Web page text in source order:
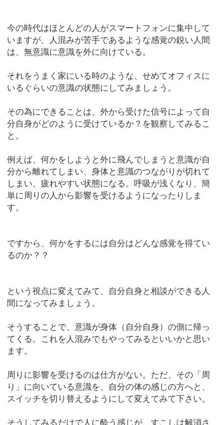
今の時代はほとんどの人がスマートフォンに集中して
いますが、人混みが苦手であるような感覚の鋭い人間
は、無意識に意識を外に向けている。
それをうまく家にいる時のような、せめてオフィスに
いるぐらいの意識の状態にしてみましょう。
その為にできることは、外から受けた信号によって自
分自身がどのように受けているか？を観察してみるこ
と。
例えば、何かをしようと外に飛んでしまうと意識が自
分から離れてしまい、身体と意識のつながりが切れて
しまい、疲れやすい状態になる。呼吸が浅くなり、簡
単に周りの人から影響を受けるようになったりしま
す。
ですから、何かをするには自分はどんな感覚を得てい
るのか？？
という視点に変えてみて、自分自身と相談ができる人
間になってみましょう。
そうすることで、意識が身体（自分自身）の側に帰っ
てくる。これを人混みでもやってみるといいかと思い
ます。
周りに影響を受けるのは仕方がない。ただ、その「周
り」に向いている意識を、自分の体の感じの方へと、
スイッチを切り替えるようにして変えてみて下さい。
そうしてみるだけで人に酔う感じが、すこしは解消さ